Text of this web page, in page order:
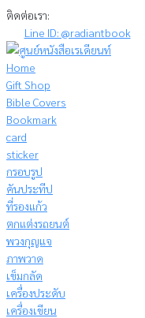
Skip
content
ติดต่อเรา:
Line ID: @radiantbook
Home
Gift Shop
Bible Covers
Bookmark
card
sticker
กรอบรูป
คันประทีป
ที่รองแก้ว
ตกแต่งรถยนต์
พวงกุญแจ
ภาพวาด
เข็มกลัด
เครื่องประดับ
เครื่องเขียน